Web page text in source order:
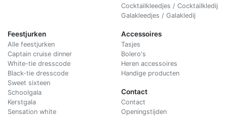
Cocktailkleedjes / Cocktailkledij
Galakleedjes / Galakledij
Feestjurken
Alle feestjurken
Captain cruise dinner
White-tie dresscode
Black-tie dresscode
Sweet sixteen
Schoolgala
Kerstgala
Sensation white
Accessoires
Tasjes
Bolero's
Heren accessoires
Handige producten
Contact
Contact
Openingstijden